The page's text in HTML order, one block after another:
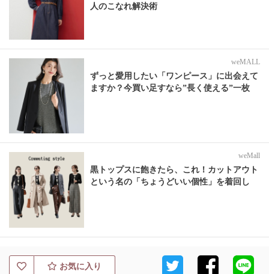
人のこなれ解決術
weMALL
ずっと愛用したい「ワンピース」に出会えて
ますか？今買い足すなら”長く使える”一枚
weMall
黒トップスに飽きたら、これ！カットアウト
という名の「ちょうどいい個性」を着回し
お気に入り